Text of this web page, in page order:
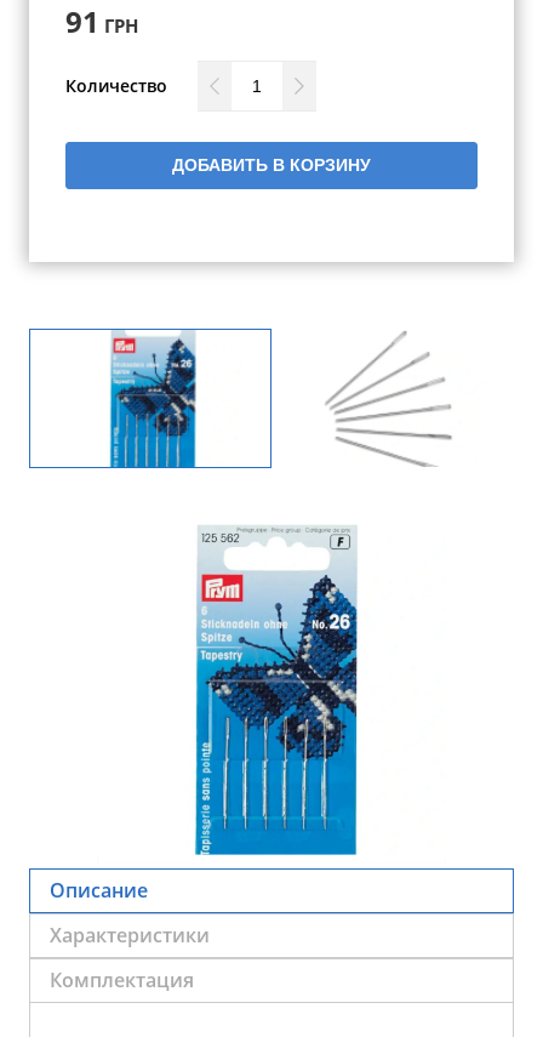
91 ГРН
Количество
ДОБАВИТЬ В КОРЗИНУ
Описание
Характеристики
Комплектация